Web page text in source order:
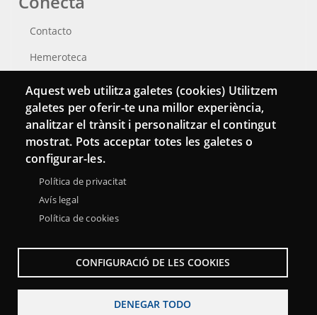
Contacto
Hemeroteca
Aquest web utilitza galetes (cookies) Utilitzem
galetes per oferir-te una millor experiència,
analitzar el trànsit i personalitzar el contingut
mostrat. Pots acceptar totes les galetes o
configurar-les.
Política de privacitat
Avís legal
Política de cookies
CONFIGURACIÓ DE LES COOKIES
DENEGAR TODO
Menu
Footer
Sobre la Red Punt TIC Aviso legal
Accesibilidad